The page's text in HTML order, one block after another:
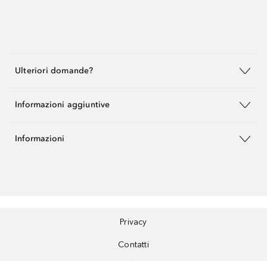
Ulteriori domande?
Informazioni aggiuntive
Informazioni
Privacy
Contatti